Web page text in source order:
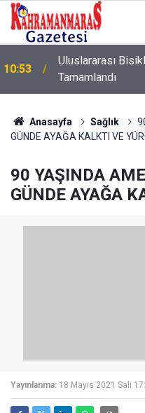
10:09 Sonumuz Yakın
Anasayfa Sağlık
GÜNDE AYAĞA KALKTI VE
90 YAŞINDA
GÜNDE AYAĞA
Yayınlanma: 18 Mayıs 2021 Salı